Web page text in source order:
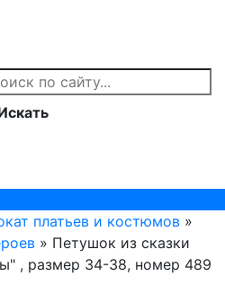
платьев и костюмов »
» Петушок из сказки
, размер 34-38, номер 489